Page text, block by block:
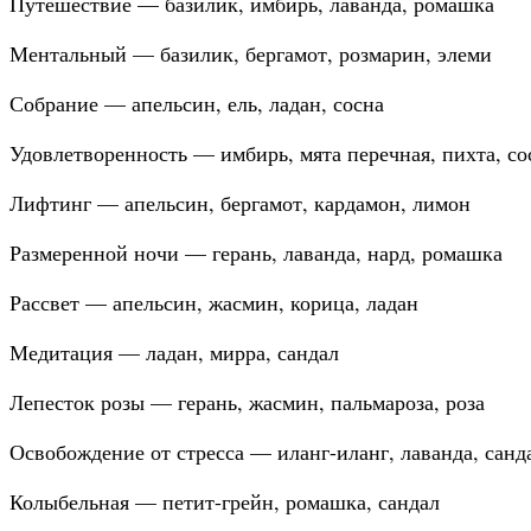
Ментальный — базилик, бергамот, розмарин, элеми
Собрание — апельсин, ель, ладан, сосна
Удовлетворенность — имбирь, мята перечная, пихта,
Лифтинг — апельсин, бергамот, кардамон, лимон
Размеренной ночи — герань, лаванда, нард, ромашка
Рассвет — апельсин, жасмин, корица, ладан
Медитация — ладан, мирра, сандал
Лепесток розы — герань, жасмин, пальмароза, роза
Освобождение от стресса — иланг-иланг, лаванда,
Колыбельная — петит-грейн, ромашка, сандал